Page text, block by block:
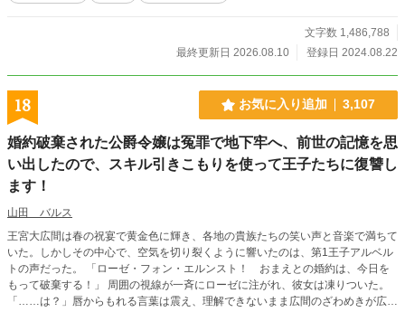
文字数 1,486,788
最終更新日 2026.08.10
登録日 2024.08.22
18 お気に入り追加 3,107
婚約破棄された公爵令嬢は冤罪で地下牢へ、前世の記憶を思
い出したので、スキル引きこもりを使って王子たちに復讐し
ます！
山田 バルス
王宮大広間は春の祝宴で黄金色に輝き、各地の貴族たちの笑い声と音楽で満ちて
いた。しかしその中心で、空気を切り裂くように響いたのは、第1王子アルベル
トの声だった。 「ローゼ・フォン・エルンスト！ おまえとの婚約は、今日を
もって破棄する！」 周囲の視線が一斉にローゼに注がれ、彼女は凍りついた。
「……は？」唇からもれる言葉は震え、理解できないまま広間のざわめきが広が